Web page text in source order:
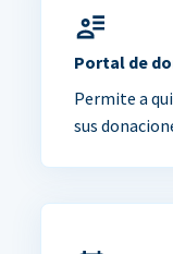
Portal de
Permite a
sus